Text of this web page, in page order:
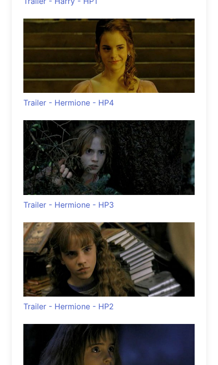
Trailer - Hermione - HP4
Trailer - Hermione - HP3
Trailer - Hermione - HP2